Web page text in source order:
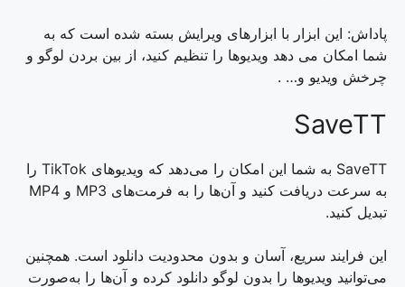
پاداش: این ابزار با ابزارهای ویرایش بسته شده است که به
شما امکان می دهد ویدیوها را تنظیم کنید، از بین بردن لوگو و
چرخش ویدیو و… .
SaveTT
SaveTT به شما این امکان را می‌دهد که ویدیو‌های TikTok را
به سرعت دریافت کنید و آن‌ها را به فرمت‌های MP3 و MP4
تبدیل کنید.
این فرایند سریع، آسان و بدون محدودیت دانلود است. همچنین
می‌توانید ویدیو‌ها را بدون لوگو دانلود کرده و آن‌ها را به‌صورت